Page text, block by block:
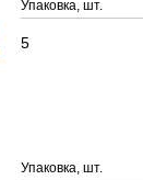
Упаковка, шт.
5
Упаковка, шт.